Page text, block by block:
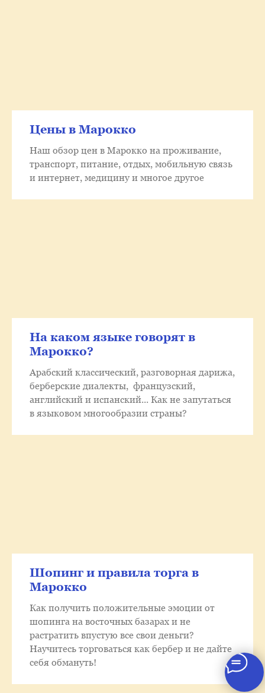
Цены в Марокко
Наш обзор цен в Марокко на проживание,
транспорт, питание, отдых, мобильную связь
и интернет, медицину и многое другое
На каком языке говорят в
Марокко?
Арабский классический, разговорная дарижа,
берберские диалекты, французский,
английский и испанский... Как не запутаться
в языковом многообразии страны?
Шопинг и правила торга в
Марокко
Как получить положительные эмоции от
шопинга на восточных базарах и не
растратить впустую все свои деньги?
Научитесь торговаться как бербер и не дайте
себя обмануть!